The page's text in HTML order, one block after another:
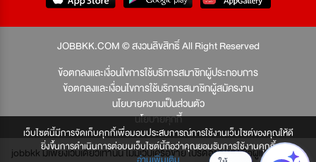
เว็บไซต์นี้มีการจัดเก็บคุกกี้เพื่อมอบประสบการณ์การใช้งานเว็บไซต์ของคุณให้ดี
ยิ่งขึ้นการดำเนินการต่อบนเว็บไซต์นี้ถือว่าคุณยอมรับการใช้งานคุกกี้
JOBBKK.COM © สงวนลิขสิทธิ์ All Right Reserved
ข้อตกลงและเงื่อนไขการใช้บริการสมาชิกผู้ประกอบการ
ข้อตกลงและเงื่อนไขการใช้บริการสมาชิกผู้สมัครงาน
นโยบายความเป็นส่วนตัว
นโยบายคุกกี้
jobbkk มีเพียงเว็บเดียวเท่านั้น ไม่มีเว็บเครือข่าย โปรดอย่าหลงเชื่อผู้แอบอ้าง และ